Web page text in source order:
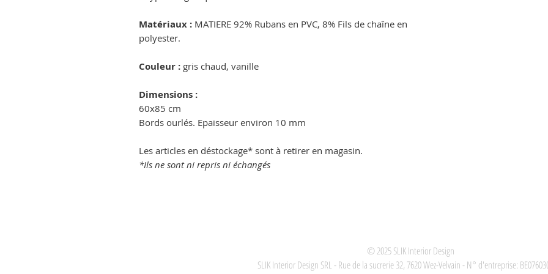
Matériaux : MATIERE 92% Rubans en PVC, 8% Fils de chaîne en
polyester.
Couleur : gris chaud, vanille
Dimensions :
60x85 cm
Bords ourlés. Epaisseur environ 10 mm
Les articles en déstockage* sont à retirer en magasin.
*Ils ne sont ni repris ni échangés
© 2025SLIK Interior Design
SLIK Interior Design SRL - Rue de la sucrerie 32, 7620 Wez-Velvain - N° d'entreprise: